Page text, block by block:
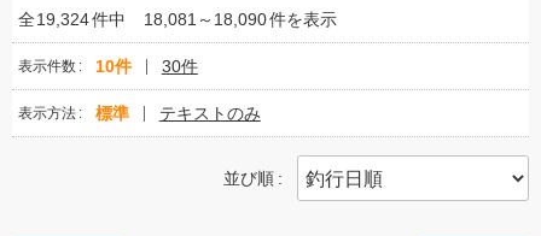
全19,324件中 18,081～18,090件を表示
表示件数 10件 30件
表示方法 標準 テキストのみ
並び順